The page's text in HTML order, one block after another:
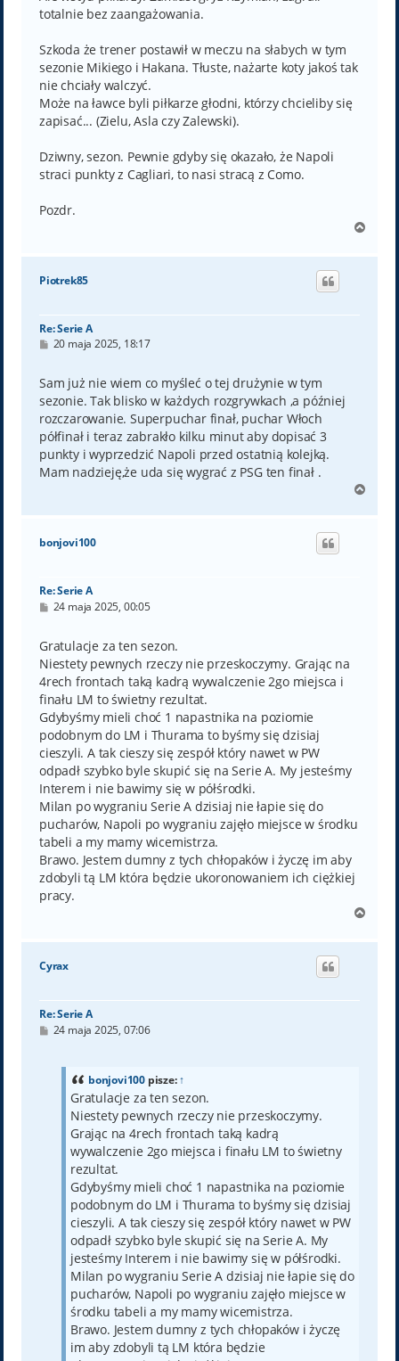
totalnie bez zaangażowania.
Szkoda że trener postawił w meczu na słabych w tym
sezonie Mikiego i Hakana. Tłuste, nażarte koty jakoś tak
nie chciały walczyć.
Może na ławce byli piłkarze głodni, którzy chcieliby się
zapisać... (Zielu, Asla czy Zalewski).
Dziwny, sezon. Pewnie gdyby się okazało, że Napoli
straci punkty z Cagliari, to nasi stracą z Como.
Pozdr.
g
Piotrek85
Re: Serie A
P
t
20 maja 2025, 18:17
Sam już nie wiem co myśleć o tej drużynie w tym
sezonie. Tak blisko w każdych rozgrywkach ,a później
rozczarowanie. Superpuchar finał, puchar Włoch
półfinał i teraz zabrakło kilku minut aby dopisać 3
punkty i wyprzedzić Napoli przed ostatnią kolejką.
Mam nadzieję,że uda się wygrać z PSG ten finał .
g
bonjovi100
Re: Serie A
P
t
24 maja 2025, 00:05
Gratulacje za ten sezon.
Niestety pewnych rzeczy nie przeskoczymy. Grając na
4rech frontach taką kadrą wywalczenie 2go miejsca i
finału LM to świetny rezultat.
Gdybyśmy mieli choć 1 napastnika na poziomie
podobnym do LM i Thurama to byśmy się dzisiaj
cieszyli. A tak cieszy się zespół który nawet w PW
odpadł szybko byle skupić się na Serie A. My jesteśmy
Interem i nie bawimy się w półśrodki.
Milan po wygraniu Serie A dzisiaj nie łapie się do
pucharów, Napoli po wygraniu zajęło miejsce w środku
tabeli a my mamy wicemistrza.
Brawo. Jestem dumny z tych chłopaków i życzę im aby
zdobyli tą LM która będzie ukoronowaniem ich ciężkiej
pracy.
g
Cyrax
Re: Serie A
P24 maja 2025, 07:06
bonjovi100pisze:↑
Gratulacje za ten sezon.
Niestety pewnych rzeczy nie przeskoczymy.
Grając na 4rech frontach taką kadrą
wywalczenie 2go miejsca i finału LM to świetny
rezultat.
Gdybyśmy mieli choć 1 napastnika na poziomie
podobnym do LM i Thurama to byśmy się dzisiaj
cieszyli. A tak cieszy się zespół który nawet w PW
odpadł szybko byle skupić się na Serie A. My
jesteśmy Interem i nie bawimy się w półśrodki.
Milan po wygraniu Serie A dzisiaj nie łapie się do
pucharów, Napoli po wygraniu zajęło miejsce w
środku tabeli a my mamy wicemistrza.
Brawo. Jestem dumny z tych chłopaków i życzę
im aby zdobyli tą LM która będzie